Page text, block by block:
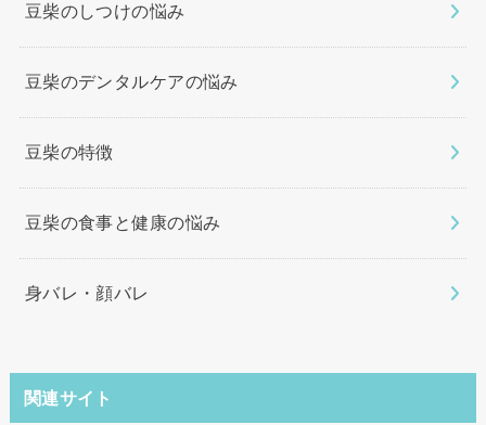
豆柴のしつけの悩み
豆柴のデンタルケアの悩み
豆柴の特徴
豆柴の食事と健康の悩み
身バレ・顔バレ
関連サイト